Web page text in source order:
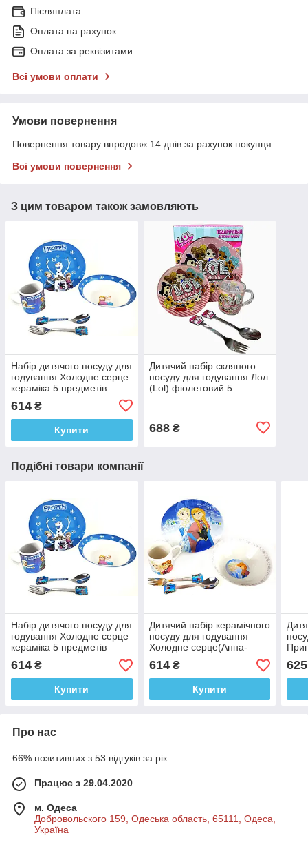
Післяплата
Оплата на рахунок
Оплата за реквізитами
Всі умови оплати
Умови повернення
Повернення товару впродовж 14 днів за рахунок покупця
Всі умови повернення
З цим товаром також замовляють
Набір дитячого посуду для
годування Холодне серце
кераміка 5 предметів
614 ₴
Купити
Дитячий набір скляного
посуду для годування Лол
(Lol) фіолетовий 5
688₴
Подібні товари компанії
Набір дитячого посуду для
годування Холодне серце
кераміка 5 предметів
Сніговик
614 ₴
Купити
Дитячий набір керамічного
посуду для годування
Холодне серце(Анна-
Ельза) 5 предметів
614₴
Купити
625
Про нас
66% позитивних з 53 відгуків за рік
Працює з 29.04.2020
м. Одеса
Добровольского 159, Одеська область, 65111, Одеса,
Україна